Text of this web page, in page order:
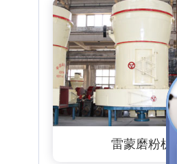
雷蒙磨粉机